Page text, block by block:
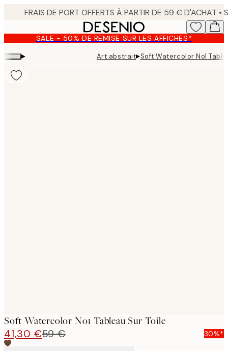
content.SALE - 50% DE REMISE SUR LES AFFICHES*
▸ Art abstrait▸Soft Watercolor No1
Soft Watercolor No1 Tableau Sur Toile
41,30 €59 € 30%*